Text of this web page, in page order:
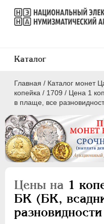
Главная / Каталог монет
копейка / 1709 / Цена 1
в плаще, все
Цены на 1
БК (БК,
Каталог
ПEТР I 1699 - 1725
Серебро
Медь
5 копеек